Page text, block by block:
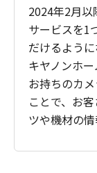
2024年2月以
サービスを1
だけるように
キヤノンホ
お持ちのカ
ことで、お
ツや機材の情